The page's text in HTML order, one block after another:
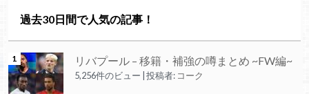
過去30日間で人気の記事！
リバプール – 移籍・補強の噂まとめ ~FW編~
5,256件のビュー 投稿者: コーク